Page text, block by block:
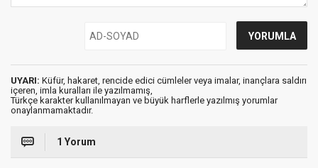
UYARI: Küfür, hakaret, rencide edici cümleler veya imalar, inançlara saldırı
içeren, imla kuralları ile yazılmamış,
Türkçe karakter kullanılmayan ve büyük harflerle yazılmış yorumlar
onaylanmamaktadır.
1 Yorum